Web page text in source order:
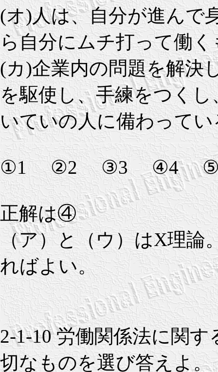
(オ)人は、自分が進んで
ら自分にムチ打って働
(カ)企業内の問題を解決
を駆使し、手練をつく
いていの人に備わってい
①1 ②2 ③3 ④4
正解は④
（ア）と（ウ）はX理論
ればよい。
2-1-10 労働関係法に関
切なものを選び答えよ。